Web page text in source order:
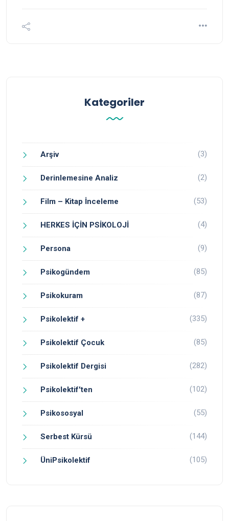
Kategoriler
Arşiv (3)
Derinlemesine Analiz (2)
Film – Kitap İnceleme (53)
HERKES İÇİN PSİKOLOJİ (4)
Persona (9)
Psikogündem (85)
Psikokuram (87)
Psikolektif + (335)
Psikolektif Çocuk (85)
Psikolektif Dergisi (282)
Psikolektif'ten (102)
Psikososyal (55)
Serbest Kürsü (144)
ÜniPsikolektif (105)